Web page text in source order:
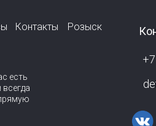
Контакты Розыск
есть